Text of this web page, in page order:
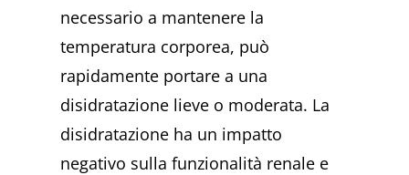
necessario a mantenere la
temperatura corporea, può
rapidamente portare a una
disidratazione lieve o moderata. La
disidratazione ha un impatto
negativo sulla funzionalità renale e